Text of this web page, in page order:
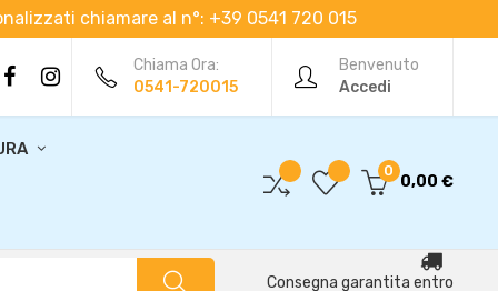
chiamare al n°: +39 0541 720 015
Benvenuto
Accedi
Chiama Ora:
0541-720015
0
0,00 €
Consegna garantita entro